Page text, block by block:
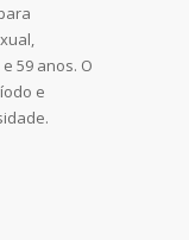
59 anos. O
e